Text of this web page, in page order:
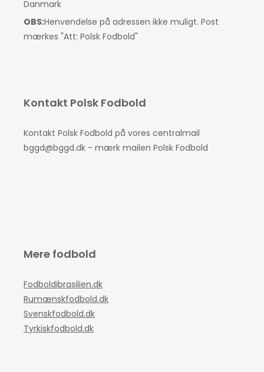
Danmark
OBS:Henvendelse på adressen ikke muligt. Post
mærkes "Att: Polsk Fodbold"
Kontakt Polsk Fodbold
Kontakt Polsk Fodbold på vores centralmail
bggd@bggd.dk - mærk mailen Polsk Fodbold
Mere fodbold
Fodboldibrasilien.dk
Rumænskfodbold.dk
Svenskfodbold.dk
Tyrkiskfodbold.dk